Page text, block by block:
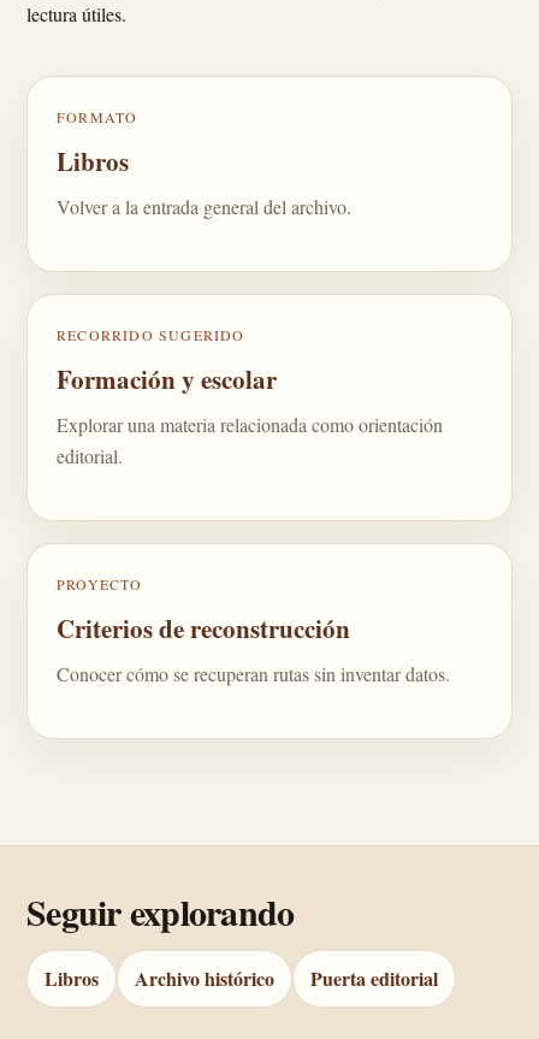
lectura útiles.
FORMATO
Libros
Volver a la entrada general del archivo.
RECORRIDO SUGERIDO
Formación y escolar
Explorar una materia relacionada como orientación
editorial.
PROYECTO
Criterios de reconstrucción
Conocer cómo se recuperan rutas sin inventar datos.
Seguir explorando
Libros Archivo histórico Puerta editorial